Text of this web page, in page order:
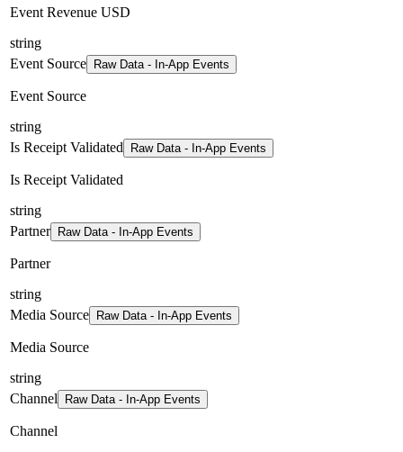
Event Revenue USD
string
Event Source
Raw Data - In-App Events
Event Source
string
Is Receipt Validated
Raw Data - In-App Events
Is Receipt Validated
string
Partner
Raw Data - In-App Events
Partner
string
Media Source
Raw Data - In-App Events
Media Source
string
Channel
Raw Data - In-App Events
Channel